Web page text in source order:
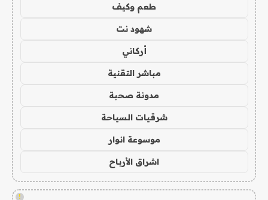
طعم وكيف
شهود نت
أركاني
مباشر التقنية
مدونة صحبة
شرقيات السياحة
موسوعة انوار
اشراق الأرباح
!